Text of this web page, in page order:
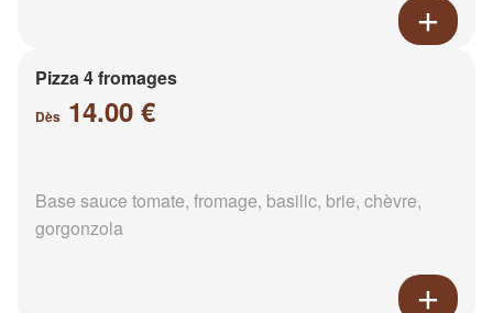
Pizza 4 fromages
Dès 14.00 €
Base sauce tomate, fromage, basilic, brie, chèvre,
gorgonzola